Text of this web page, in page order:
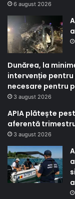
6 august 2026
Dunărea, la
intervenție
necesare pentru
3 august 2026
APIA plătește
aferentă
3 august 2026